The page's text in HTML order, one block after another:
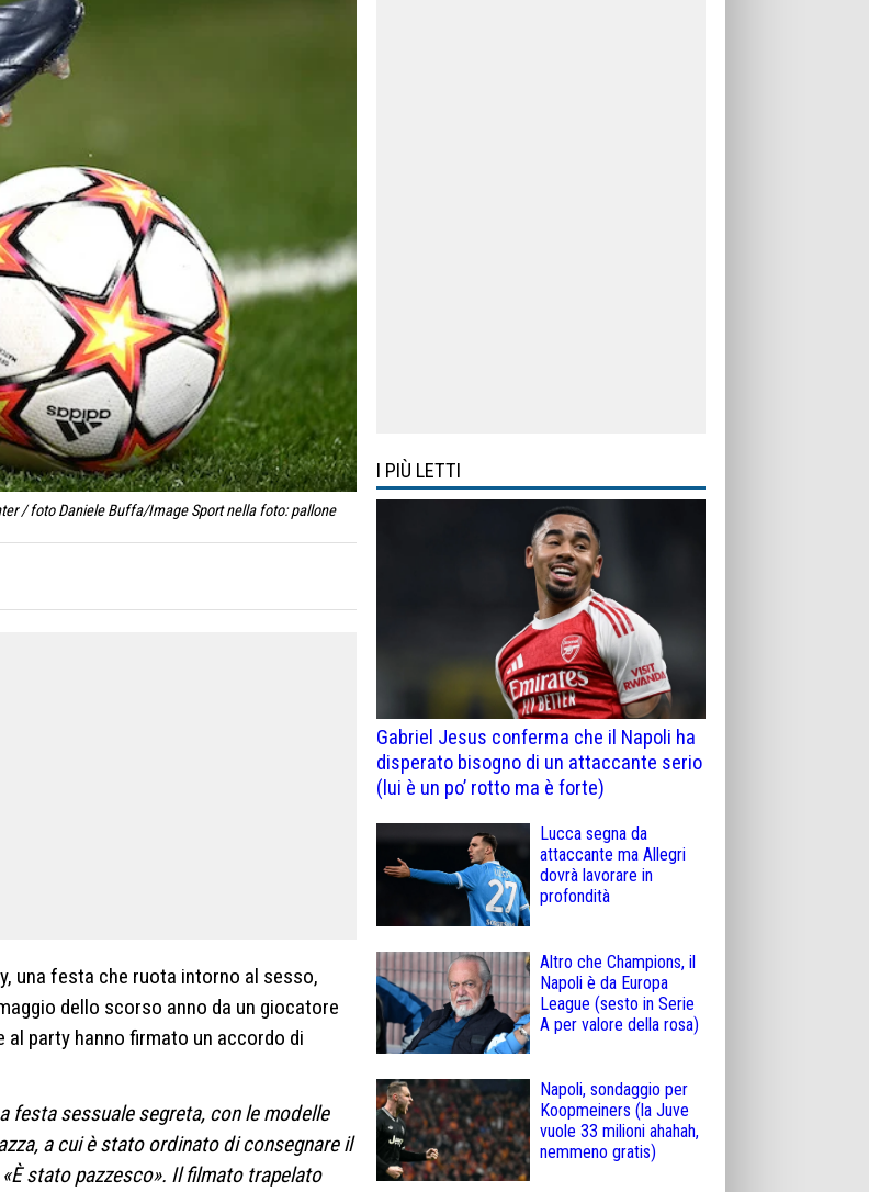
/ foto Daniele Buffa/Image Sport nella foto: pallone
una festa che ruota intorno al sesso,
dello scorso anno da un giocatore
party hanno firmato un accordo di
festa sessuale segreta, con le modelle
a cui è stato ordinato di consegnare il
stato pazzesco». Il filmato trapelato
I PIÙ LETTI
Gabriel Jesus conferma che il Napoli ha
disperato bisogno di un attaccante serio
(lui è un po’ rotto ma è forte)
Lucca segna da
attaccante ma Allegri
dovrà lavorare in
profondità
Altro che Champions, il
Napoli è da Europa
League (sesto in Serie
A per valore della rosa)
Napoli, sondaggio per
Koopmeiners (la Juve
vuole 33 milioni ahahah,
nemmeno gratis)